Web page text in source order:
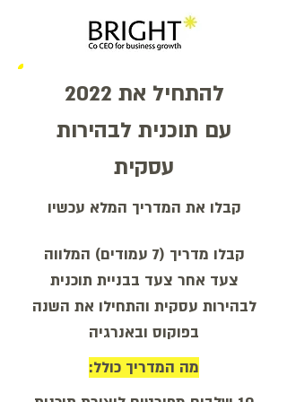
להתחיל את 2022
עם תוכנית לבהירות
עסקית
קבלו את המדריך המלא עכשיו
קבלו מדריך (7 עמודים) המלווה
צעד אחר צעד בבניית תוכנית
לבהירות עסקית והתחילו את השנה
בפוקוס ובאנרגיה
:מה המדריך כולל